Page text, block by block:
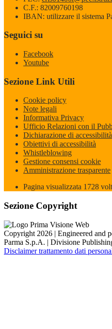
C.F.: 82009760198
IBAN: utilizzare il sistema
Seguici su
Facebook
Youtube
Sezione Link Utili
Cookie policy
Note legali
Informativa Privacy
Ufficio Relazioni con il
Dichiarazione di accessibilità
Obiettivi di accessibilità
Whistleblowing
Gestione consensi cookie
Amministrazione trasparente
Pagina visualizzata 1728
Sezione Copyright
Copyright 2026 | Engineered and
Parma S.p.A. | Divisione
Disclaimer trattamento dati